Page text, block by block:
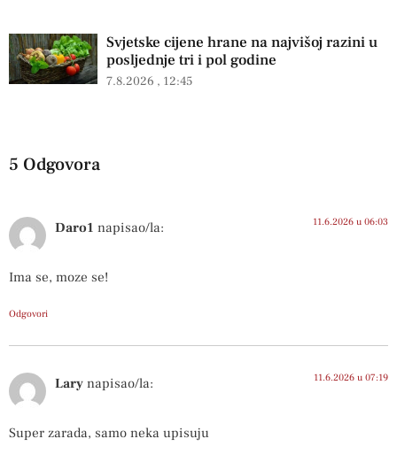
Svjetske cijene hrane na najvišoj razini u
posljednje tri i pol godine
7.8.2026 12:45
5 Odgovora
Daro1 napisao/la: 11.6.2026 u 06:03
Ima se, moze se!
Odgovori
Lary napisao/la: 11.6.2026 u 07:19
Super zarada, samo neka upisuju